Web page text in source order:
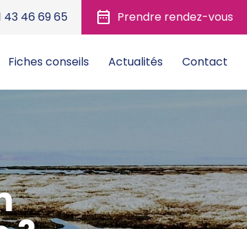
43 46 69 65 date_range Prendre rendez-vous
Fiches conseils Actualités Contact